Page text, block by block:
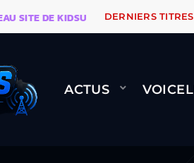
DE KIDSUNE WARÉTRO
DERNIERS
ACTUS